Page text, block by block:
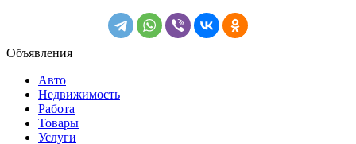
Объявления
Авто
Недвижимость
Работа
Товары
Услуги